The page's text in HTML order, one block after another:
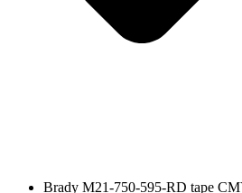
Brady M21-750-595-RD tape